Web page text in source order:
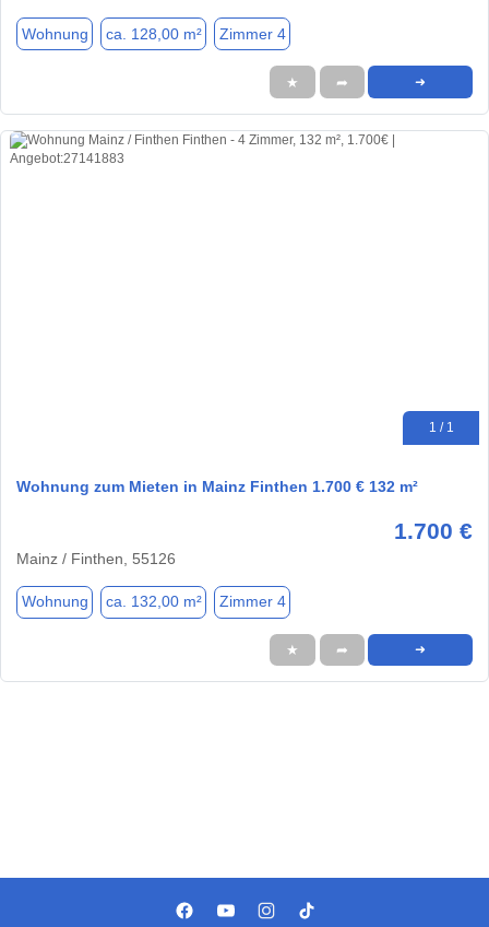
Wohnung ca. 128,00 m² Zimmer 4
★ ➦ ➜
1 / 1
Wohnung zum Mieten in Mainz Finthen 1.700 € 132 m²
1.700 €
Mainz / Finthen, 55126
Wohnung ca. 132,00 m² Zimmer 4
★ ➦ ➜